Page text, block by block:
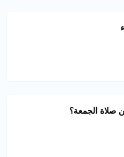
الجمعة؟